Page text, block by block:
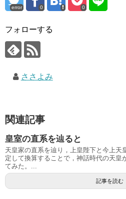
error 0 0
フォローする
ささよみ
関連記事
皇室の直系を辿ると
天皇家の直系を辿り，上皇陛下と今上天
定して換算することで，神話時代の天皇
てみた。...
記事を読む